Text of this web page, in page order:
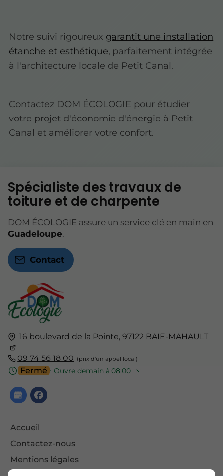
Notre suivi rigoureux garantit une installation
étanche et esthétique, parfaitement intégrée
à l'architecture locale de Petit Canal.
Contactez DOM ÉCOLOGIE pour étudier
votre projet d'économie d'énergie à Petit
Canal et améliorer votre confort.
16 boulevard de la Pointe, 97122 BAIE-MAHAULT
09 74 56 18 00
Fermé ⋅ Ouvre demain à 08:00
Accueil
Contactez-nous
Mentions légales
Spécialiste des travaux de
toiture et de charpente
DOM ÉCOLOGIE assure un service clé en main en
Guadeloupe.
Contact